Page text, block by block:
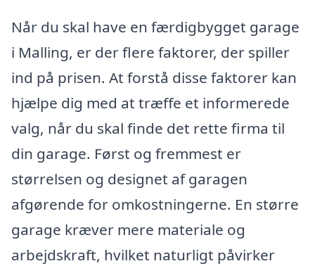
Når du skal have en færdigbygget garage
i Malling, er der flere faktorer, der spiller
ind på prisen. At forstå disse faktorer kan
hjælpe dig med at træffe et informerede
valg, når du skal finde det rette firma til
din garage. Først og fremmest er
størrelsen og designet af garagen
afgørende for omkostningerne. En større
garage kræver mere materiale og
arbejdskraft, hvilket naturligt påvirker